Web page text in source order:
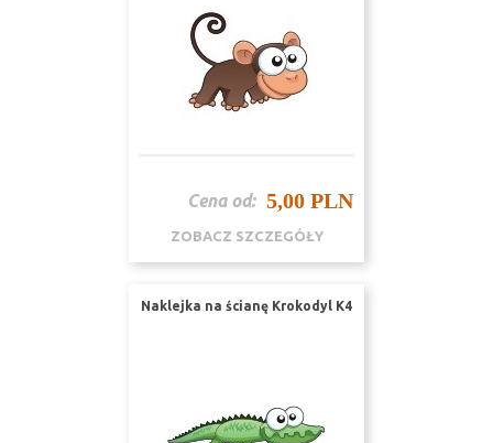
Cena od: 5,00 PLN
ZOBACZ SZCZEGÓŁY
Naklejka na ścianę Krokodyl K4